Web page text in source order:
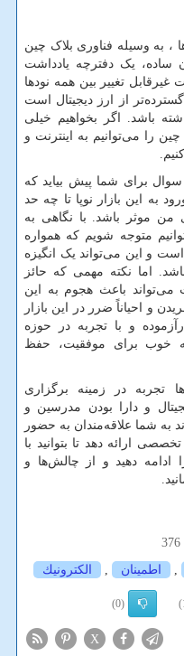
، به وسیله فناوری بلاک چین
یک دفترچه یادداشت
تغییر بین همه نودها
از ارز دیجیتال است
باشد. اگر بخواهیم خیلی
را می‌توانیم به اینترنت و
سوال برای شما پیش بیاید که
به این بازار نوپا تا چه حد
من موثر باشد. با نگاهی به
متوجه شویم که همواره
و این می‌تواند یک انگیزه
اما نکته مهمی ‌که حائز
باعث هجوم به این
و احیاناً ضرر در این بازار
و با تجربه در حوزه
خوب برای موفقیت، حفظ
تجربه در زمینه برگزاری
و دارا بودن مدرسین و
به شما علاقه‌مندان به حضور
ارائه دهد تا بتوانید با
دهید و از چالش‌ها و
376
, اطمینان , الكترونیك
(0)
X